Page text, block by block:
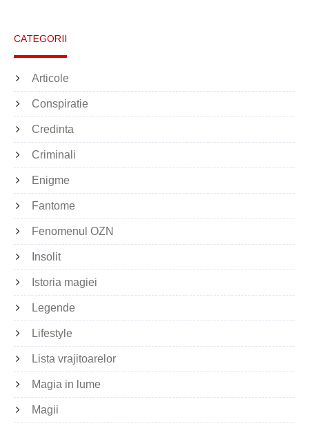
CATEGORII
Articole
Conspiratie
Credinta
Criminali
Enigme
Fantome
Fenomenul OZN
Insolit
Istoria magiei
Legende
Lifestyle
Lista vrajitoarelor
Magia in lume
Magii